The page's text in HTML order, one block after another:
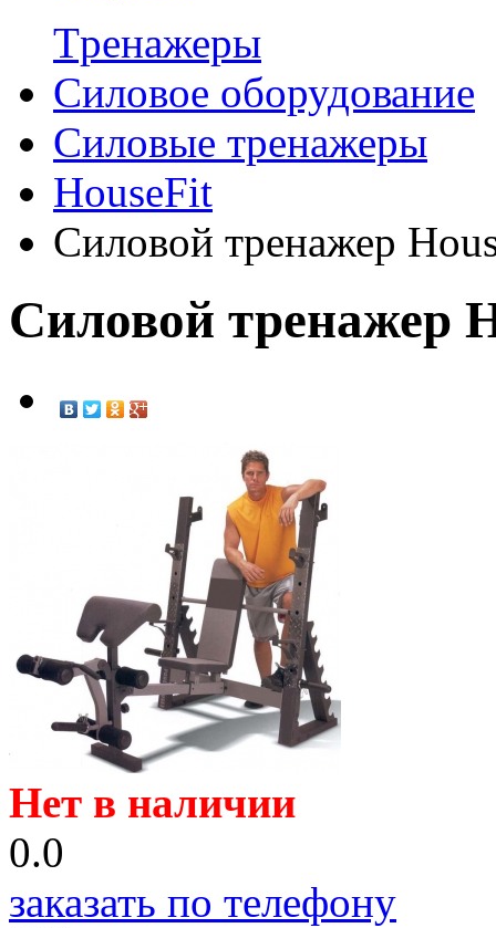
Tренажеры
Силовое оборудование
Силовые тренажеры
HouseFit
Силовой тренажер
Силовой тренажер
Нет в наличии
0.0
заказать по телефону